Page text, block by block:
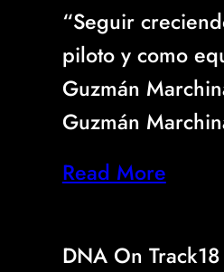
“Seguir
piloto y como
Guzmán
Guzmán
Read More
DNA On Track